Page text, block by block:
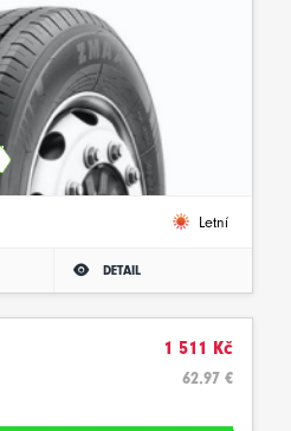
Letní
DETAIL
1 511 Kč
62.97 €